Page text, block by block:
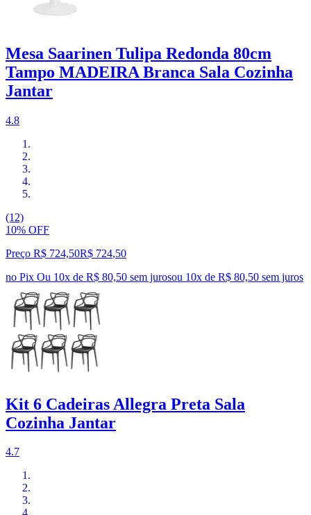
Mesa Saarinen Tulipa Redonda 80cm
Tampo MADEIRA Branca Sala Cozinha
Jantar
4.8
(12)
10% OFF
Preço R$ 724,50R$ 724,50
no Pix Ou 10x de R$ 80,50 sem jurosou 10x de R$ 80,50 sem juros
Kit 6 Cadeiras Allegra Preta Sala
Cozinha Jantar
4.7